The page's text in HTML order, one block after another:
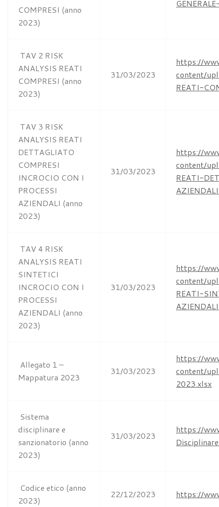
COMPRESI (anno
2023)
TAV 2 RISK
ANALYSIS REATI
COMPRESI (anno
2023)
31/03/2023
https://
content/
REATI-
TAV 3 RISK
ANALYSIS REATI
DETTAGLIATO
COMPRESI
INCROCIO CON I
PROCESSI
AZIENDALI (anno
2023)
31/03/2023
https://
content/
REATI-
TAV 4 RISK
ANALYSIS REATI
SINTETICI
INCROCIO CON I
PROCESSI
AZIENDALI (anno
2023)
31/03/2023
https://
content/
REATI-
Allegato 1 –
Mappatura 2023
31/03/2023
https://
content/
2023.xlsx
Sistema
disciplinare e
sanzionatorio (anno
2023)
31/03/2023
https://
Codice etico (anno
2023)
22/12/2023 https://